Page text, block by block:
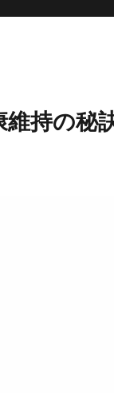
持の秘